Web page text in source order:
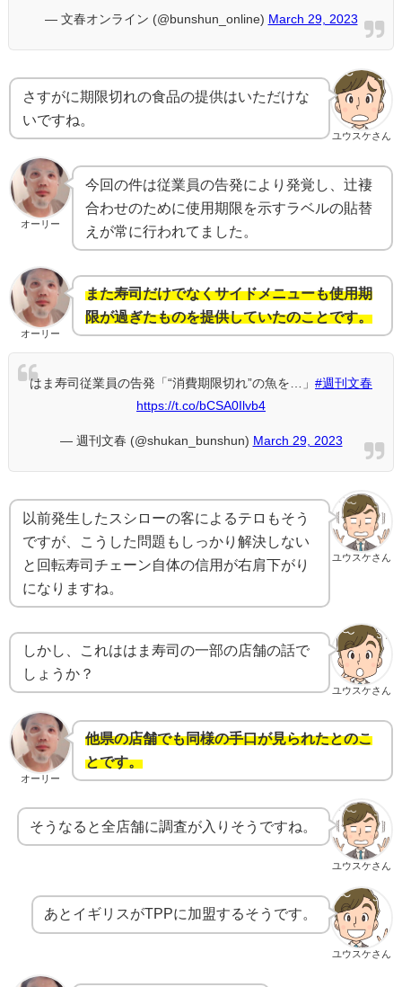
— 文春オンライン (@bunshun_online) March 29, 2023
ユウスケさん
さすがに期限切れの食品の提供はいただけな
いですね。
オーリー
今回の件は従業員の告発により発覚し、辻褄
合わせのために使用期限を示すラベルの貼替
えが常に行われてました。
オーリー
また寿司だけでなくサイドメニューも使用期
限が過ぎたものを提供していたのことです。
はま寿司従業員の告発「“消費期限切れ”の魚を…」 #週刊文春
https://t.co/bCSA0Ilvb4
— 週刊文春 (@shukan_bunshun) March 29, 2023
ユウスケさん
以前発生したスシローの客によるテロもそう
ですが、こうした問題もしっかり解決しない
と回転寿司チェーン自体の信用が右肩下がり
になりますね。
ユウスケさん
しかし、これははま寿司の一部の店舗の話で
しょうか？
オーリー
他県の店舗でも同様の手口が見られたとのこ
とです。
ユウスケさん
そうなると全店舗に調査が入りそうですね。
ユウスケさん
あとイギリスがTPPに加盟するそうです。